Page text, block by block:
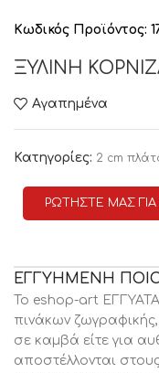
Κωδικός Προϊόντος:
ΞΥΛΙΝΗ
Αγαπημένα
Κατηγορίες: 2 cm
ΡΩΤΗΣΤΕ ΜΑΣ
ΕΓΓΥΗΜΕΝΗ
Το eshop-art
πινάκων
σε καμβά είτε για
αποστέλλονται